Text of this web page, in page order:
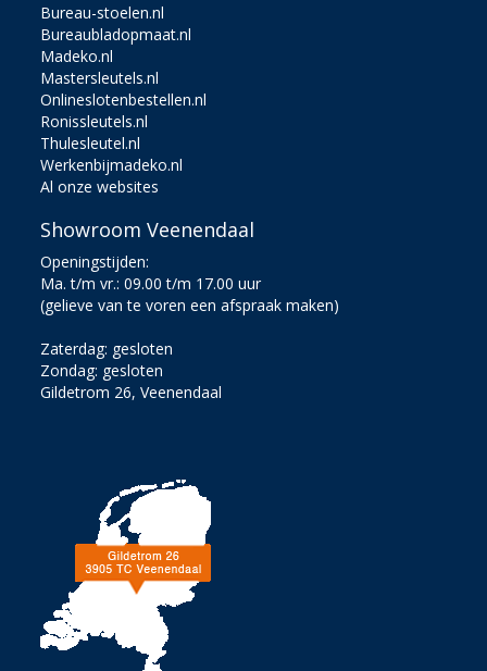
Bureau-stoelen.nl
Bureaubladopmaat.nl
Madeko.nl
Mastersleutels.nl
Onlineslotenbestellen.nl
Ronissleutels.nl
Thulesleutel.nl
Werkenbijmadeko.nl
Al onze websites
Showroom Veenendaal
Openingstijden:
Ma. t/m vr.: 09.00 t/m 17.00 uur
(gelieve van te voren een afspraak maken)
Zaterdag: gesloten
Zondag: gesloten
Gildetrom 26, Veenendaal